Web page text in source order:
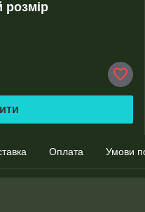
розмір
Оплата Умови